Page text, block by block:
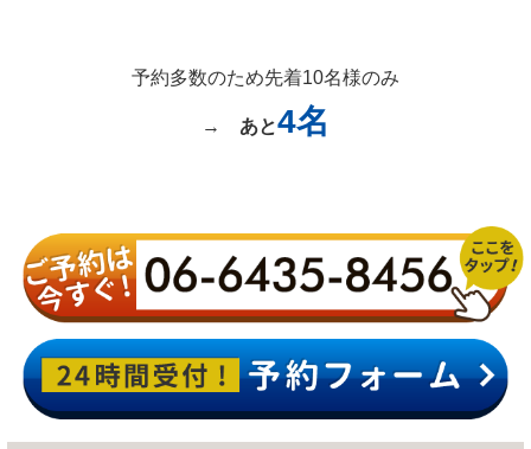
予約多数のため先着10名様のみ
→ あと4名